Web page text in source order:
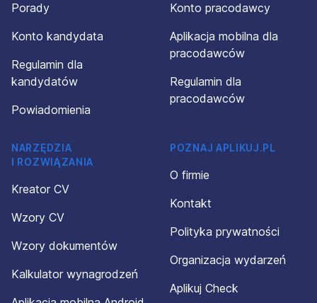
Porady
Konto kandydata
Regulamin dla
kandydatów
Powiadomienia
Konto pracodawcy
Aplikacja mobilna dla
pracodawców
Regulamin dla
pracodawców
NARZĘDZIA
I ROZWIĄZANIA
Kreator CV
Wzory CV
Wzory dokumentów
Kalkulator wynagrodzeń
POZNAJ APLIKUJ.PL
O firmie
Kontakt
Polityka prywatności
Organizacja wydarzeń
Aplikuj Check